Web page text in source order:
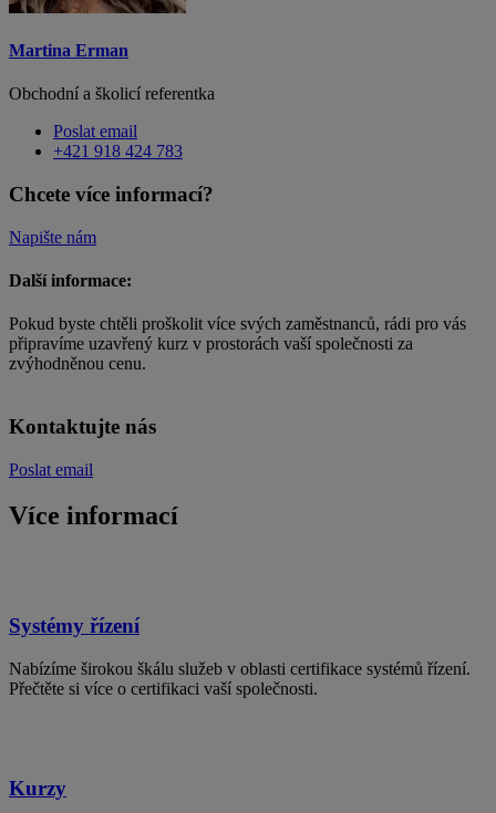
Martina Erman
Obchodní a školicí referentka
Poslat email
+421 918 424 783
Chcete více informací?
Napište nám
Další informace:
Pokud byste chtěli proškolit více svých zaměstnanců, rádi pro vás
připravíme uzavřený kurz v prostorách vaší společnosti za
zvýhodněnou cenu.
Kontaktujte nás
Poslat email
Více informací
Systémy řízení
Nabízíme širokou škálu služeb v oblasti certifikace systémů řízení.
Přečtěte si více o certifikaci vaší společnosti.
Kurzy